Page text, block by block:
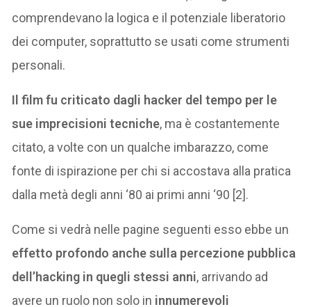
comprendevano la logica e il potenziale liberatorio
dei computer, soprattutto se usati come strumenti
personali.
Il film fu criticato dagli hacker del tempo per le
sue imprecisioni tecniche, ma è costantemente
citato, a volte con un qualche imbarazzo, come
fonte di ispirazione per chi si accostava alla pratica
dalla metà degli anni ‘80 ai primi anni ‘90 [2].
Come si vedrà nelle pagine seguenti esso ebbe un
effetto profondo anche sulla percezione pubblica
dell’hacking in quegli stessi anni, arrivando ad
avere un ruolo non solo in innumerevoli